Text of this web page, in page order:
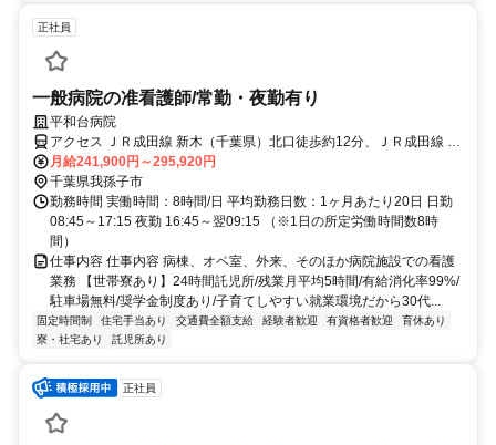
正社員
一般病院の准看護師/常勤・夜勤有り
平和台病院
アクセス ＪＲ成田線 新木（千葉県）北口徒歩約12分、ＪＲ成田線 布
佐南口徒歩約32分、ＪＲ成田線 湖北南口徒歩約46分
月給241,900円～295,920円
千葉県我孫子市
勤務時間 実働時間：8時間/日 平均勤務日数：1ヶ月あたり20日 日勤
08:45～17:15 夜勤 16:45～翌09:15 （※1日の所定労働時間数8時
間）
仕事内容 仕事内容 病棟、オペ室、外来、そのほか病院施設での看護
業務 【世帯寮あり】24時間託児所/残業月平均5時間/有給消化率99%/
駐車場無料/奨学金制度あり/子育てしやすい就業環境だから30代...
固定時間制 住宅手当あり 交通費全額支給 経験者歓迎 有資格者歓迎
育休あり
寮・社宅あり
託児所あり
正社員